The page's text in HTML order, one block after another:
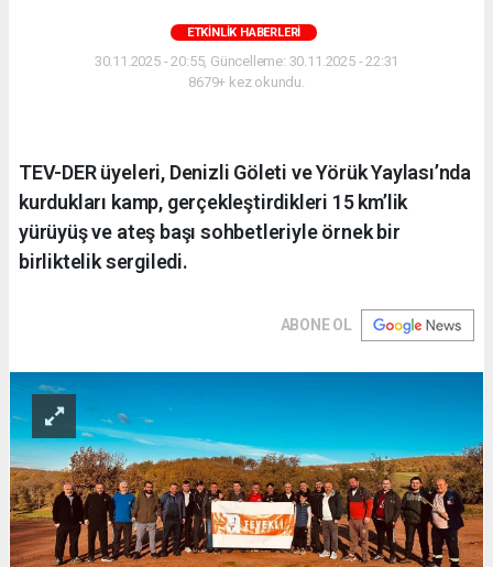
ETKINLIK HABERLERI
30.11.2025 - 20:55, Güncelleme: 30.11.2025 - 22:31
8679+ kez okundu.
TEV-DER üyeleri, Denizli Göleti ve Yörük Yaylası’nda
kurdukları kamp, gerçekleştirdikleri 15 km’lik
yürüyüş ve ateş başı sohbetleriyle örnek bir
birliktelik sergiledi.
ABONE OL